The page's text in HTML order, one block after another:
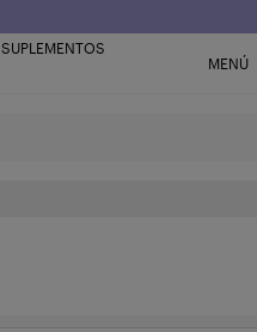
SUPLEMENTOS
MENÚ